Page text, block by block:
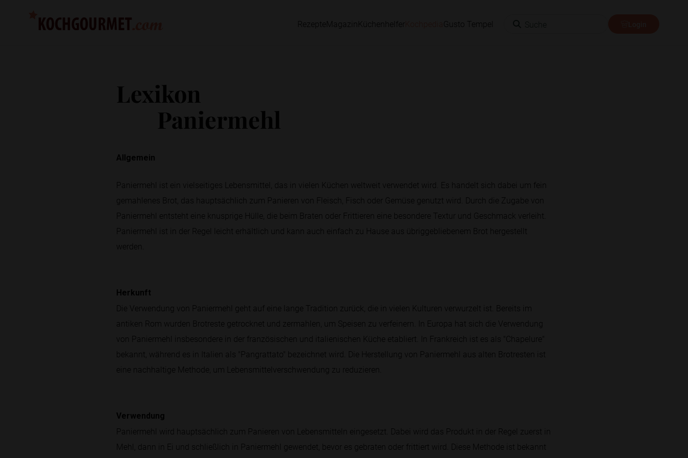
RezepteMagazin Küchenhelfer Gusto Tempel
Lexikon
Paniermehl
Allgemein
Paniermehl ist ein vielseitiges Lebensmittel, das in vielen Küchen weltweit verwendet wird. Es handelt sich dabei um fein
gemahlenes Brot, das hauptsächlich zum Panieren von Fleisch, Fisch oder Gemüse genutzt wird. Durch die Zugabe von
Paniermehl entsteht eine knusprige Hülle, die beim Braten oder Frittieren eine besondere Textur und Geschmack verleiht.
Paniermehl ist in der Regel leicht erhältlich und kann auch einfach zu Hause aus übriggebliebenem Brot hergestellt
werden.
Herkunft
Die Verwendung von Paniermehl geht auf eine lange Tradition zurück, die in vielen Kulturen verwurzelt ist. Bereits im
antiken Rom wurden Brotreste getrocknet und zermahlen, um Speisen zu verfeinern. In Europa hat sich die Verwendung
von Paniermehl insbesondere in der französischen und italienischen Küche etabliert. In Frankreich ist es als "Chapelure"
bekannt, während es in Italien als "Pangrattato" bezeichnet wird. Die Herstellung von Paniermehl aus alten Brotresten ist
eine nachhaltige Methode, um Lebensmittelverschwendung zu reduzieren.
Verwendung
Paniermehl wird hauptsächlich zum Panieren von Lebensmitteln eingesetzt. Dabei wird das Produkt in der Regel zuerst in
Mehl, dann in Ei und schließlich in Paniermehl gewendet, bevor es gebraten oder frittiert wird. Diese Methode ist bekannt